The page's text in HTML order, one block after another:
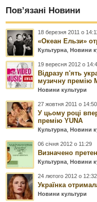
Пов’язані Новини
18 березня 2011 о
«Океан Ельзи»
Культурна, Новини
19 вересня 2012 о
Відразу п'ять
музичну премію
Новини культури
27 жовтня 2011 о 14:50
У цьому році
премію YUNA
Культурна, Новини
06 січня 2012 о 11:29
Визначено
Культурна, Новини
24 лютого 2012 о 12:32
Українка
Новини культури